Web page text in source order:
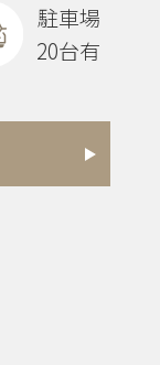
駐車場
20台有